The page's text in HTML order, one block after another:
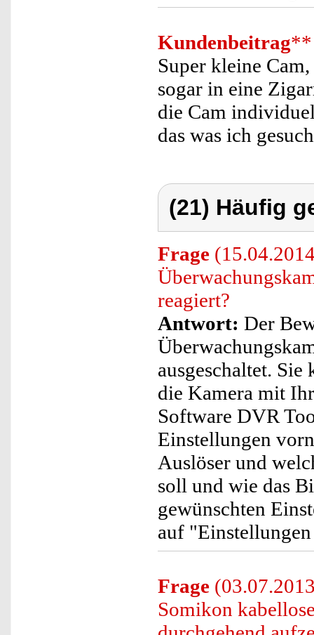
Kundenbeitrag**
Super kleine
sogar in eine
die Cam
das was ich
(21) Häufig
Frage
reagiert?
Antwort: Der
ausgeschaltet.
die Kamera mit
Software DVR
Einstellungen
Auslöser und
soll und wie das
gewünschten
auf
Frage
Somikon